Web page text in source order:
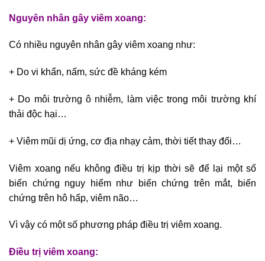
Nguyên nhân gây viêm xoang:
Có nhiều nguyên nhân gây viêm xoang như:
+ Do vi khẩn, nấm, sức đề kháng kém
+ Do môi trường ô nhiễm, làm việc trong môi trường khí
thải độc hại…
+ Viêm mũi dị ứng, cơ địa nhạy cảm, thời tiết thay đổi…
Viêm xoang nếu không điều trị kịp thời sẽ để lại một số
biến chứng nguy hiểm như biến chứng trên mắt, biến
chứng trên hô hấp, viêm não…
Vì vậy có một số phương pháp điều trị viêm xoang.
Điều trị viêm xoang: